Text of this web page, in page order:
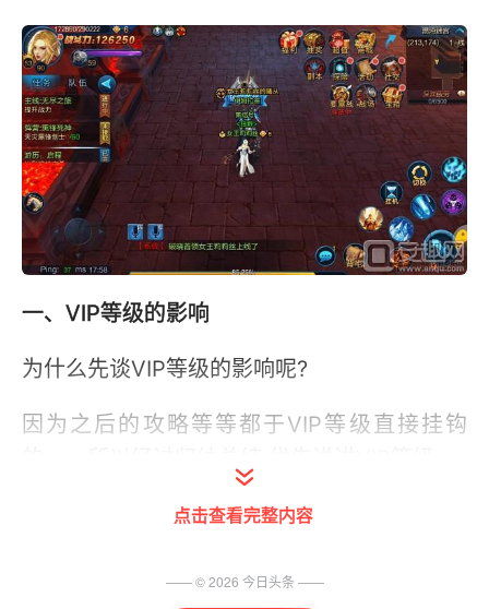
一、VIP等级的影响
为什么先谈VIP等级的影响呢?
因为之后的攻略等等都于VIP等级直接挂钩
1、VIP0-VIP4 又被称为平民阶段
V0-V2这个阶段中的差距其实不是最大的。
点击查看完整内容
—— ©2026 今日头条 ——